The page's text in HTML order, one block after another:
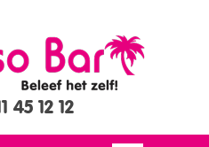
45 12 12